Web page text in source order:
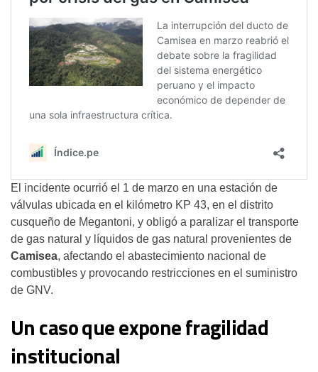
El incidente ocurrió el 1 de marzo en una estación de
válvulas ubicada en el kilómetro KP 43, en el distrito
cusqueño de Megantoni, y obligó a paralizar el transporte
de gas natural y líquidos de gas natural provenientes de
Camisea, afectando el abastecimiento nacional de
combustibles y provocando restricciones en el suministro
de GNV.
Un caso que expone fragilidad
institucional